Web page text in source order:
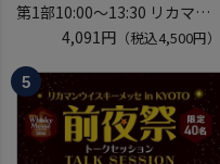
第1部10:00～13:30 リカマン
ウイスキーメッセ in京都
2026 1枚
入場券となるeチケットは【8
月中旬】にメールにて配信予
定
4,091円（税込4,500円）